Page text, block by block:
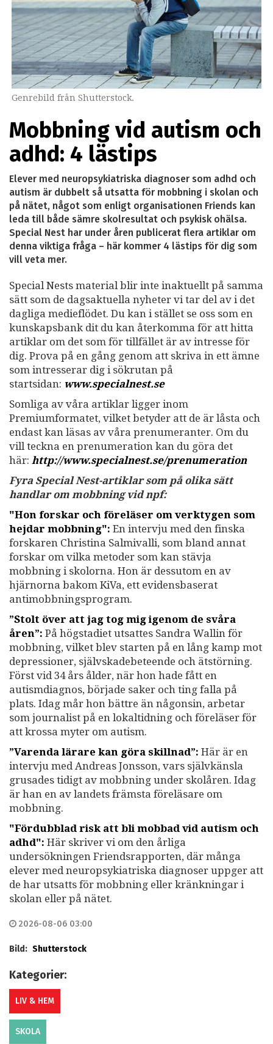
Genrebild från Shutterstock.
Mobbning vid autism och
adhd: 4 lästips
Elever med neuropsykiatriska diagnoser som adhd och
autism är dubbelt så utsatta för mobbning i skolan och
på nätet, något som enligt organisationen Friends kan
leda till både sämre skolresultat och psykisk ohälsa.
Special Nest har under åren publicerat flera artiklar om
denna viktiga fråga – här kommer 4 lästips för dig som
vill veta mer.
Special Nests material blir inte inaktuellt på samma
sätt som de dagsaktuella nyheter vi tar del av i det
dagliga medieflödet. Du kan i stället se oss som en
kunskapsbank dit du kan återkomma för att hitta
artiklar om det som för tillfället är av intresse för
dig. Prova på en gång genom att skriva in ett ämne
som intresserar dig i sökrutan på
startsidan: www.specialnest.se
Somliga av våra artiklar ligger inom
Premiumformatet, vilket betyder att de är låsta och
endast kan läsas av våra prenumeranter. Om du
vill teckna en prenumeration kan du göra det
här: http://www.specialnest.se/prenumeration
Fyra Special Nest-artiklar som på olika sätt
handlar om mobbning vid npf:
"Hon forskar och föreläser om verktygen som
hejdar mobbning": En intervju med den finska
forskaren Christina Salmivalli, som bland annat
forskar om vilka metoder som kan stävja
mobbning i skolorna. Hon är dessutom en av
hjärnorna bakom KiVa, ett evidensbaserat
antimobbningsprogram.
”Stolt över att jag tog mig igenom de svåra
åren”: På högstadiet utsattes Sandra Wallin för
mobbning, vilket blev starten på en lång kamp mot
depressioner, självskadebeteende och ätstörning.
Först vid 34 års ålder, när hon hade fått en
autismdiagnos, började saker och ting falla på
plats. Idag mår hon bättre än någonsin, arbetar
som journalist på en lokaltidning och föreläser för
att krossa myter om autism.
”Varenda lärare kan göra skillnad”: Här är en
intervju med Andreas Jonsson, vars självkänsla
grusades tidigt av mobbning under skolåren. Idag
är han en av landets främsta föreläsare om
mobbning.
"Fördubblad risk att bli mobbad vid autism och
adhd": Här skriver vi om den årliga
undersökningen Friendsrapporten, där många
elever med neuropsykiatriska diagnoser uppger att
de har utsatts för mobbning eller kränkningar i
skolan eller på nätet.
2026-08-06 03:00
Bild: Shutterstock
Kategorier:
LIV & HEM
SKOLA